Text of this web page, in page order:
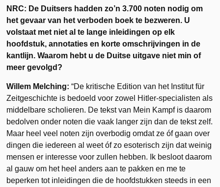
NRC: De Duitsers hadden zo’n 3.700 noten nodig om
het gevaar van het verboden boek te bezweren. U
volstaat met niet al te lange inleidingen op elk
hoofdstuk, annotaties en korte omschrijvingen in de
kantlijn. Waarom hebt u de Duitse uitgave niet min of
meer gevolgd?
Willem Melching: “De kritische Edition van het Institut für
Zeitgeschichte is bedoeld voor zowel Hitler-specialisten als
middelbare scholieren. De tekst van Mein Kampf is daarom
bedolven onder noten die vaak langer zijn dan de tekst zelf.
Maar heel veel noten zijn overbodig omdat ze óf gaan over
dingen die iedereen al weet óf zo esoterisch zijn dat weinig
mensen er interesse voor zullen hebben. Ik besloot daarom
al gauw om het heel anders aan te pakken en me te
beperken tot inleidingen die de hoofdstukken steeds in een